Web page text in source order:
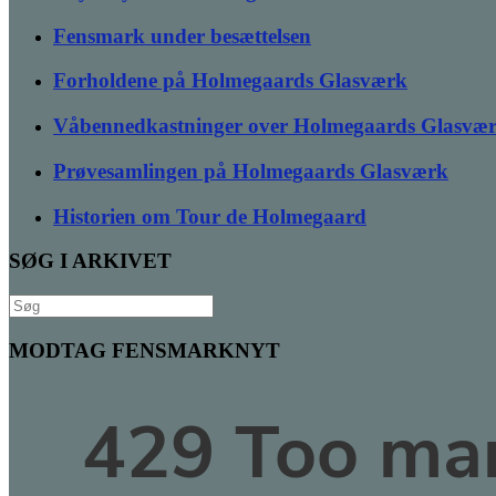
Fensmark under besættelsen
Forholdene på Holmegaards Glasværk
Våbennedkastninger over Holmegaards
Prøvesamlingen på Holmegaards Glasværk
Historien om Tour de Holmegaard
SØG I ARKIVET
Søg
efter:
MODTAG FENSMARKNYT